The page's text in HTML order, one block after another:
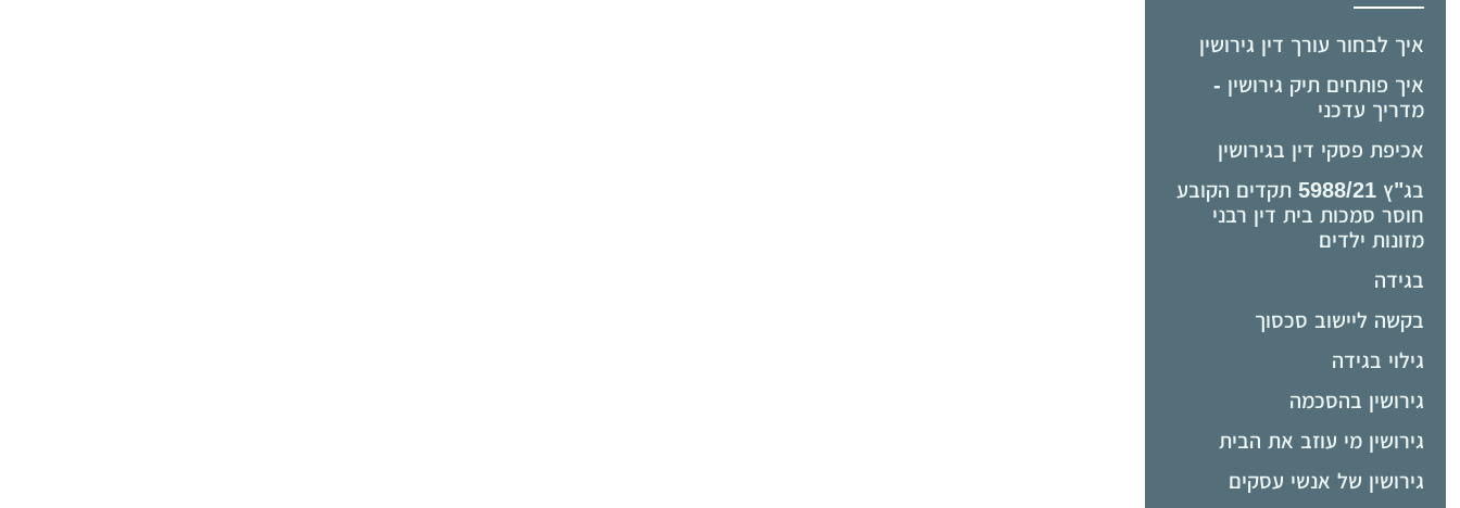
איך לבחור עורך דין גירושין
איך פותחים תיק גירושין -
מדריך עדכני
אכיפת פסקי דין בגירושין
בג"ץ 5988/21 תקדים הקובע
חוסר סמכות בית דין רבני
מזונות ילדים
בגידה
בקשה ליישוב סכסוך
גילוי בגידה
גירושין בהסכמה
גירושין מי עוזב את הבית
גירושין של אנשי עסקים